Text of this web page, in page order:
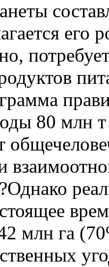
его
80 млн т
млн га